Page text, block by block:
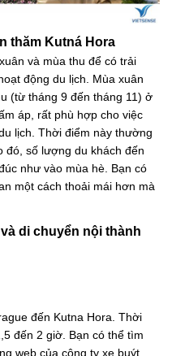
thăm Kutná Hora
và mùa thu để có trải
động du lịch. Mùa xuân
(từ tháng 9 đến tháng 11) ở
áp, rất phù hợp cho việc
lịch. Thời điểm này thường
đó, số lượng du khách đến
như vào mùa hè. Bạn có
một cách thoải mái hơn mà
di chuyển nội thành
đến Kutna Hora. Thời
đến 2 giờ. Bạn có thể tìm
web của công ty xe buýt